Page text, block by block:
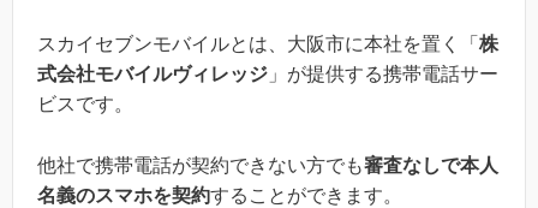
スカイセブンモバイルとは、大阪市に本社を置く「 株
式会社モバイルヴィレッジ 」が提供する携帯電話サー
ビスです。
他社で携帯電話が契約できない方でも審査なしで本人
名義のスマホを契約することができます。